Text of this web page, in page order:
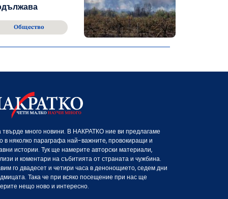
Общество
твърде много новини. В НАКРАТКО ние ви предлагаме
в няколко параграфа най-важните, провокиращи и
истории. Тук ще намерите авторски материали,
и коментари на събитията от страната и чужбина.
го двадесет и четири часа в денонощието, седем дни
Така че при всяко посещение при нас ще
нещо ново и интересно.